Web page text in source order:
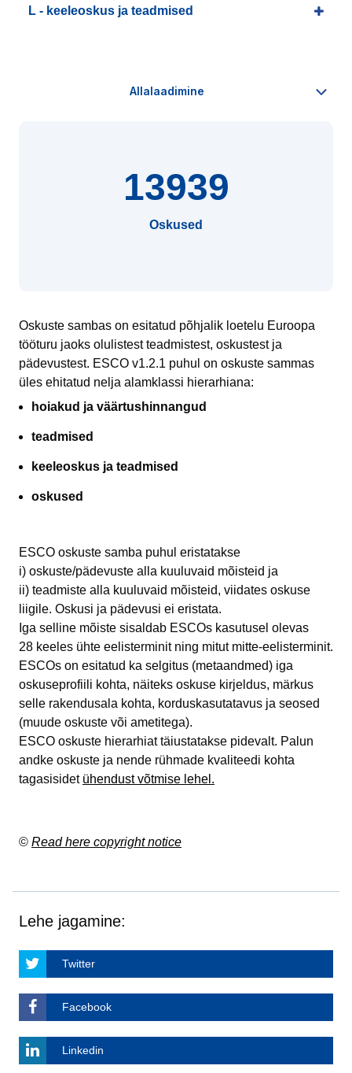
L - keeleoskus ja teadmised
13939
Oskused
Oskuste sambas on esitatud põhjalik loetelu Euroopa
tööturu jaoks olulistest teadmistest, oskustest ja
pädevustest. ESCO v1.2.1 puhul on oskuste sammas
üles ehitatud nelja alamklassi hierarhiana:
hoiakud ja väärtushinnangud
teadmised
keeleoskus ja teadmised
oskused
ESCO oskuste samba puhul eristatakse
i) oskuste/pädevuste alla kuuluvaid mõisteid ja
ii) teadmiste alla kuuluvaid mõisteid, viidates oskuse
liigile. Oskusi ja pädevusi ei eristata.
Iga selline mõiste sisaldab ESCOs kasutusel olevas
28 keeles ühte eelisterminit ning mitut mitte-eelisterminit.
ESCOs on esitatud ka selgitus (metaandmed) iga
oskuseprofiili kohta, näiteks oskuse kirjeldus, märkus
selle rakendusala kohta, korduskasutatavus ja seosed
(muude oskuste või ametitega).
ESCO oskuste hierarhiat täiustatakse pidevalt. Palun
andke oskuste ja nende rühmade kvaliteedi kohta
tagasisidet ühendust võtmise lehel.
© Read here copyright notice
Lehe jagamine:
Twitter
Facebook
Linkedin